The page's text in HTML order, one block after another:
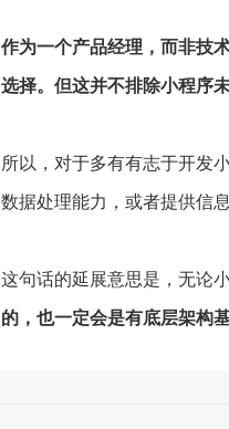
作为一个产品经理，而非技
选择。但这并不排除小程序
所以，对于多有有志于开发
数据处理能力，或者提供信
这句话的延展意思是，无论
的，也一定会是有底层架构基